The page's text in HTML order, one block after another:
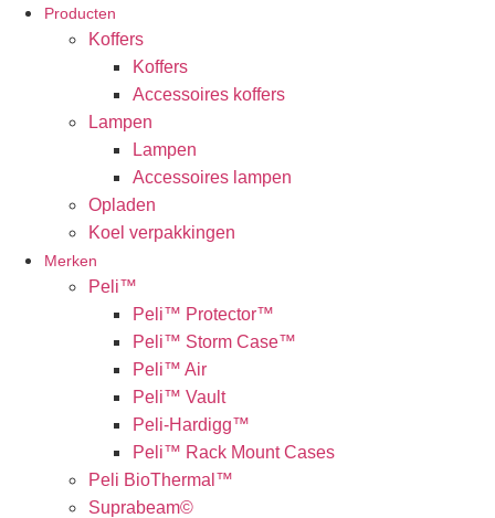
Producten
Koffers
Koffers
Accessoires koffers
Lampen
Lampen
Accessoires lampen
Opladen
Koel verpakkingen
Merken
Peli™
Peli™ Protector™
Peli™ Storm Case™
Peli™ Air
Peli™ Vault
Peli-Hardigg™
Peli™ Rack Mount Cases
Peli BioThermal™
Suprabeam©